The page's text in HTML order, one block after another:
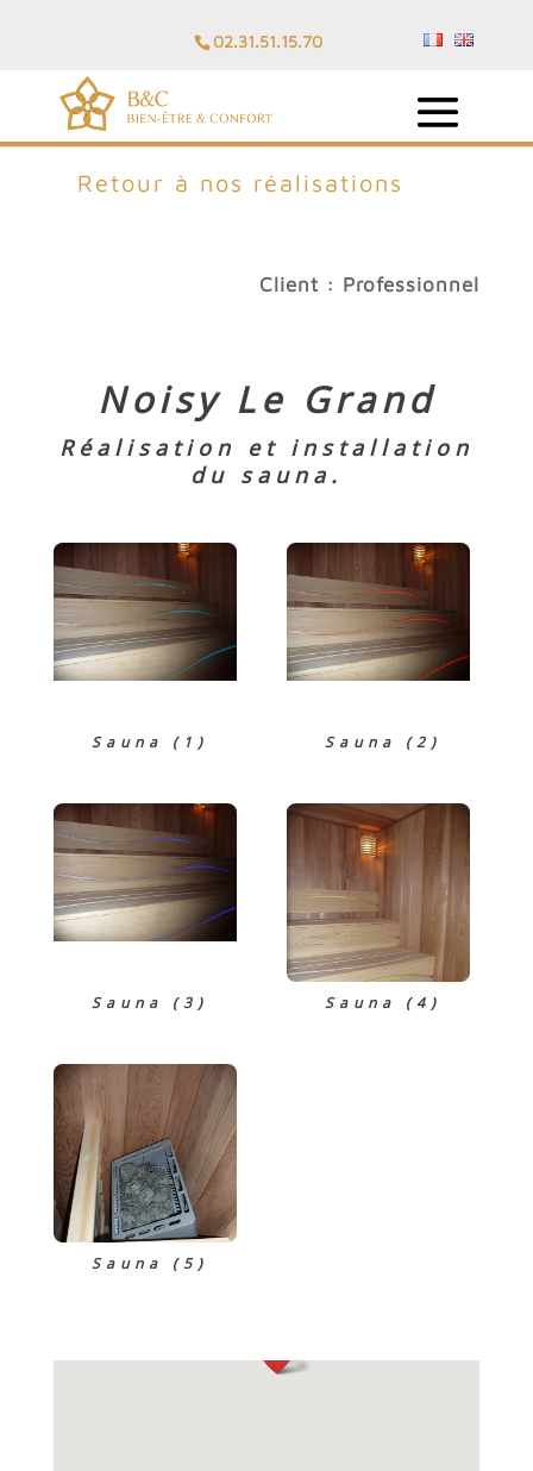
02.31.51.15.70
Retour à nos réalisations
Client : Professionnel
Noisy Le Grand
Réalisation et installation
du sauna.
Sauna (1) Sauna (2)
Sauna (3) Sauna (4)
Sauna (5)